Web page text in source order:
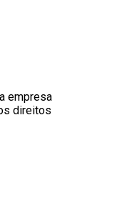
empresa
direitos